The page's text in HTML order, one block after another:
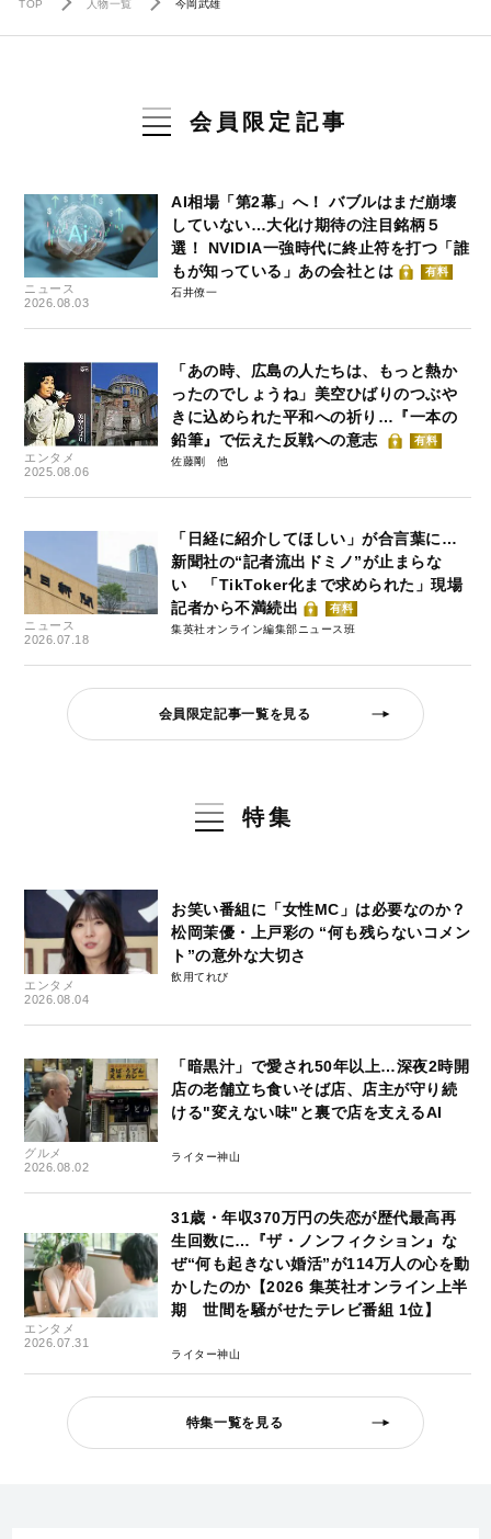
TOP 人物一覧 今岡武雄
会員限定記事
ニュース
2026.08.03
AI相場「第2幕」へ！ バブルはまだ崩壊
していない…大化け期待の注目銘柄５
選！ NVIDIA一強時代に終止符を打つ「誰
もが知っている」あの会社とは
有料
石井僚一
エンタメ
2025.08.06
「あの時、広島の人たちは、もっと熱か
ったのでしょうね」美空ひばりのつぶや
きに込められた平和への祈り…『一本の
鉛筆』で伝えた反戦への意志
有料
佐藤剛
ニュース
2026.07.18
「日経に紹介してほしい」が合言葉に…
新聞社の“記者流出ドミノ”が止まらな
い 「TikToker化まで求められた」現場
記者から不満続出
有料
集英社オンライン編集部ニュース班
会員限定記事一覧を見る
特集
エンタメ
2026.08.04
お笑い番組に「女性MC」は必要なのか？
松岡茉優・上戸彩の “何も残らないコメン
ト”の意外な大切さ
飲用てれび
グルメ
2026.08.02
「暗黒汁」で愛され50年以上…深夜2時開
店の老舗立ち食いそば店、店主が守り続
ける"変えない味"と裏で店を支えるAI
ライター神山
エンタメ
2026.07.31
31歳・年収370万円の失恋が歴代最高再
生回数に…『ザ・ノンフィクション』な
ぜ“何も起きない婚活”が114万人の心を動
かしたのか【2026 集英社オンライン上半
期 世間を騒がせたテレビ番組 1位】
ライター神山
特集一覧を見る